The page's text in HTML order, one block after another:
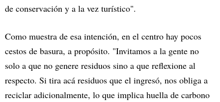
de conservación y a la vez turístico".
Como muestra de esa intención, en el centro hay pocos
cestos de basura, a propósito. "Invitamos a la gente no
solo a que no genere residuos sino a que reflexione al
respecto. Si tira acá residuos que el ingresó, nos obliga a
reciclar adicionalmente, lo que implica huella de carbono